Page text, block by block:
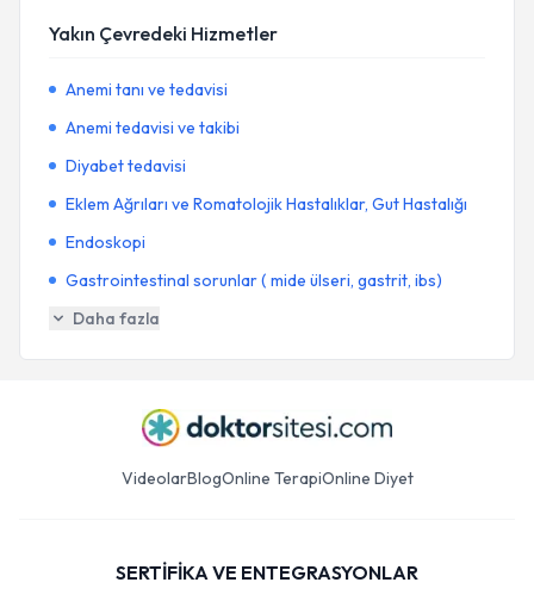
Yakın Çevredeki Hizmetler
Anemi tanı ve tedavisi
Anemi tedavisi ve takibi
Diyabet tedavisi
Eklem Ağrıları ve Romatolojik Hastalıklar, Gut Hastalığı
Endoskopi
Gastrointestinal sorunlar ( mide ülseri, gastrit, ibs)
Daha fazla
VideolarBlogOnline TerapiOnline Diyet
SERTİFİKA VE ENTEGRASYONLAR